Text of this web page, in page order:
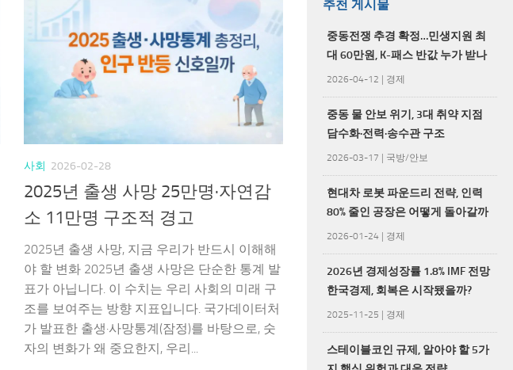
사회 2026-02-28
2025년 출생 사망 25만명·자연감
소 11만명 구조적 경고
2025년 출생 사망, 지금 우리가 반드시 이해해
야 할 변화 2025년 출생 사망은 단순한 통계 발
표가 아닙니다. 이 수치는 우리 사회의 미래 구
조를 보여주는 방향 지표입니다. 국가데이터처
가 발표한 출생·사망통계(잠정)를 바탕으로, 숫
자의 변화가 왜 중요한지, 우리...
추천 게시물
중동전쟁 추경 확정…민생지원 최
대 60만원, K-패스 반값 누가 받나
2026-04-12 | 경제
중동 물 안보 위기, 3대 취약 지점
담수화·전력·송수관 구조
2026-03-17 | 국방/안보
현대차 로봇 파운드리 전략, 인력
80% 줄인 공장은 어떻게 돌아갈까
2026-01-24 | 경제
2026년 경제성장률 1.8% IMF 전망
한국경제, 회복은 시작됐을까?
2025-11-25 | 경제
스테이블코인 규제, 알아야 할 5가